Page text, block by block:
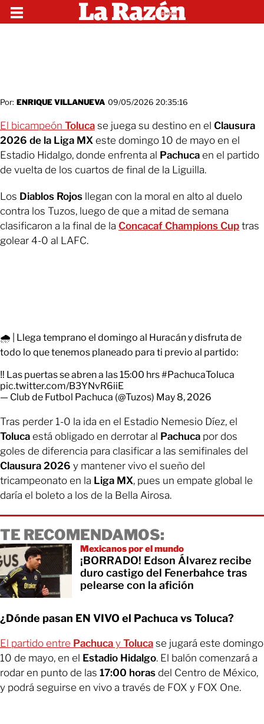
Por: ENRIQUE VILLANUEVA 09/05/2026 20:35:16
El bicampeón Toluca se juega su destino en el Clausura
2026 de la Liga MX este domingo 10 de mayo en el
Estadio Hidalgo, donde enfrenta al Pachuca en el partido
de vuelta de los cuartos de final de la Liguilla.
Los Diablos Rojos llegan con la moral en alto al duelo
contra los Tuzos, luego de que a mitad de semana
clasificaron a la final de la Concacaf Champions Cup tras
golear 4-0 al LAFC.
🌧️ | Llega temprano el domingo al Huracán y disfruta de
todo lo que tenemos planeado para ti previo al partido:
‼️ Las puertas se abren a las 15:00 hrs#PachucaToluca
pic.twitter.com/B3YNvR6iiE
— Club de Futbol Pachuca (@Tuzos) May 8, 2026
Tras perder 1-0 la ida en el Estadio Nemesio Díez, el
Toluca está obligado en derrotar al Pachuca por dos
goles de diferencia para clasificar a las semifinales del
Clausura 2026 y mantener vivo el sueño del
tricampeonato en la Liga MX, pues un empate global le
daría el boleto a los de la Bella Airosa.
TE RECOMENDAMOS:
Mexicanos por el mundo
¡BORRADO! Edson Álvarez recibe
duro castigo del Fenerbahce tras
pelearse con la afición
¿Dónde pasan EN VIVO el Pachuca vs Toluca?
El partido entre Pachuca y Toluca se jugará este domingo
10 de mayo, en el Estadio Hidalgo. El balón comenzará a
rodar en punto de las 17:00 horas del Centro de México,
y podrá seguirse en vivo a través de FOX y FOX One.